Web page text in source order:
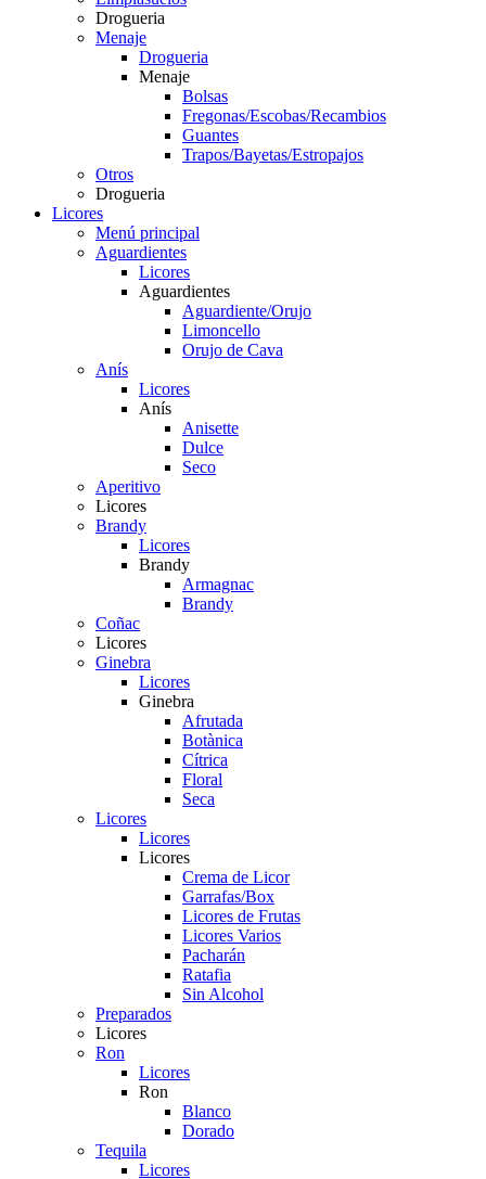
Drogueria
Menaje
Drogueria
Menaje
Bolsas
Fregonas/Escobas/Recambios
Guantes
Trapos/Bayetas/Estropajos
Otros
Drogueria
Licores
Menú principal
Aguardientes
Licores
Aguardientes
Aguardiente/Orujo
Limoncello
Orujo de Cava
Anís
Licores
Anís
Anisette
Dulce
Seco
Aperitivo
Licores
Brandy
Licores
Brandy
Armagnac
Brandy
Coñac
Licores
Ginebra
Licores
Ginebra
Afrutada
Botànica
Cítrica
Floral
Seca
Licores
Licores
Licores
Crema de Licor
Garrafas/Box
Licores de Frutas
Licores Varios
Pacharán
Ratafia
Sin Alcohol
Preparados
Licores
Ron
Licores
Ron
Blanco
Dorado
Tequila
Licores